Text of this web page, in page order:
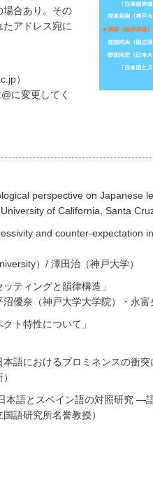
場合あり。その
アドレス宛に
）
に変更してく
perspective on Japanese
of California, Santa Cruz
and counter-expectation
）/ 澤田治（神戸大学）
ティングと韻律構造」
優奈（神戸大学大学院）・永富
ト特性について」
本語におけるプロミネンスの衝突
本語とスペイン語の対照研究 ―
語研究所名誉教授）